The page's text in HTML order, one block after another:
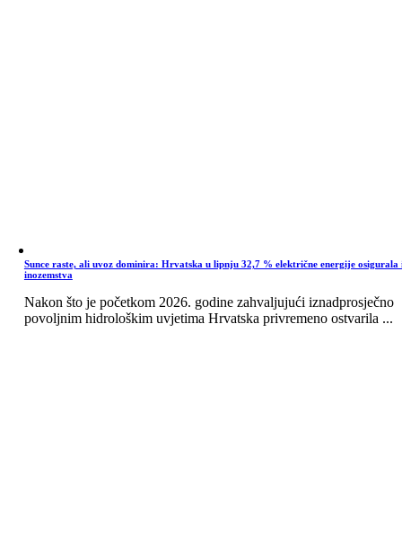
Sunce raste, ali uvoz dominira: Hrvatska u lipnju 32,7 % električne energije osigurala
inozemstva
Nakon što je početkom 2026. godine zahvaljujući iznadprosječno
povoljnim hidrološkim uvjetima Hrvatska privremeno ostvarila ...